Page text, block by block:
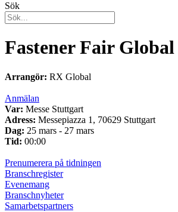
Sök
Fastener Fair Global
Arrangör: RX Global
Anmälan
Var: Messe Stuttgart
Adress: Messepiazza 1, 70629 Stuttgart
Dag: 25 mars - 27 mars
Tid: 00:00
Prenumerera på tidningen
Branschregister
Evenemang
Branschnyheter
Samarbetspartners